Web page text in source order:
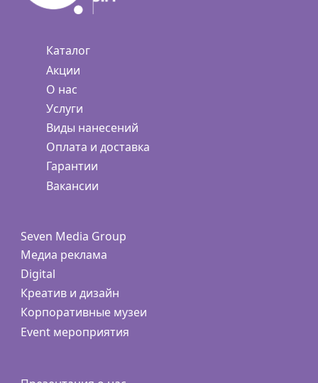
Каталог
Акции
О нас
Услуги
Виды нанесений
Оплата и доставка
Гарантии
Вакансии
Seven Media Group
Медиа реклама
Digital
Креатив и дизайн
Корпоративные музеи
Event мероприятия